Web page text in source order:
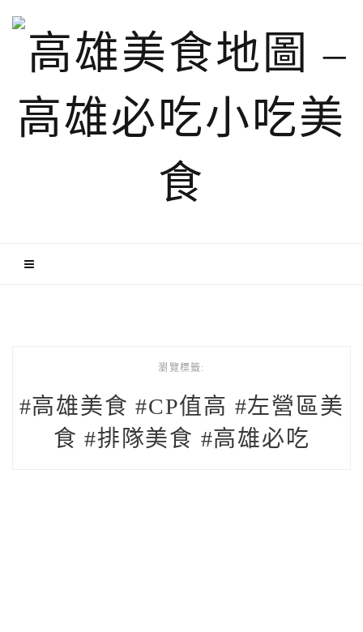
瀏覽標籤:
#高雄美食 #CP值高 #左營區美
食 #排隊美食 #高雄必吃